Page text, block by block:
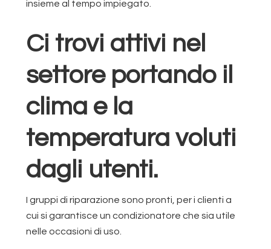
insieme al tempo impiegato.
Ci trovi attivi nel
settore portando il
clima e la
temperatura voluti
dagli utenti.
I gruppi di riparazione sono pronti, per i clienti a
cui si garantisce un condizionatore che sia utile
nelle occasioni di uso.